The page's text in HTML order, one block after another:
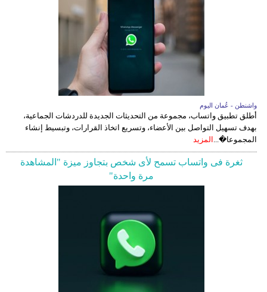
واشنطن - عُمان اليوم
أطلق تطبيق واتساب، مجموعة من التحديثات الجديدة للدردشات الجماعية،
بهدف تسهيل التواصل بين الأعضاء، وتسريع اتخاذ القرارات، وتبسيط إنشاء
المجموعا�... المزيد
ثغرة فى واتساب تسمح لأى شخص بتجاوز ميزة "المشاهدة
مرة واحدة"